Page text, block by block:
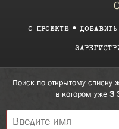
О ПРОЕКТЕ
Поиск по открытому списку
в котором уже 3